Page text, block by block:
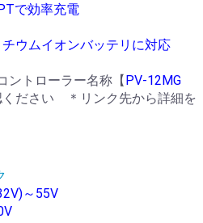
で効率充電
ウムイオンバッテリに対応
ントローラー名称【PV-12MG
ください ＊リンク先から詳細を
～55V